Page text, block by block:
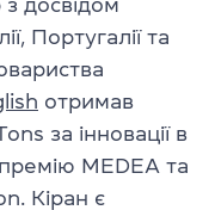
Португалії та
отримав
за інновації в
MEDEA та
Кіран є